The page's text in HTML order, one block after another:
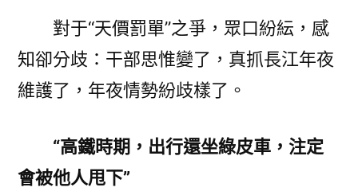
對于“天價罰單”之爭，眾口紛紜，感
知卻分歧：干部思惟變了，真抓長江年夜
維護了，年夜情勢紛歧樣了。
“高鐵時期，出行還坐綠皮車，注定
會被他人甩下”